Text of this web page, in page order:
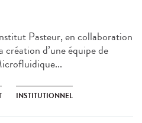
Pasteur, en collaboration
d’une équipe de
INSTITUTIONNEL